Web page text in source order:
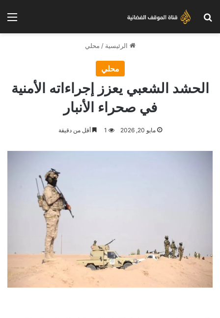
بحث عن
الرئيسية / محلي
محلي
الحشد الشعبي يعزز إجراءاته الأمنية
في صحراء الأنبار
مايو 20, 2026 1 أقل من دقيقة